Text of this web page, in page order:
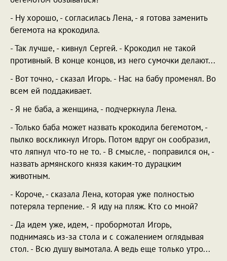
- Ну хорошо, - согласилась Лена, - я готова заменить
бегемота на крокодила.
- Так лучше, - кивнул Сергей. - Крокодил не такой
противный. В конце концов, из него сумочки делают...
- Вот точно, - сказал Игорь. - Нас на бабу променял. Во
всем ей поддакивает.
- Я не баба, а женщина, - подчеркнула Лена.
- Только баба может назвать крокодила бегемотом, -
пылко воскликнул Игорь. Потом вдруг он сообразил,
что ляпнул что-то не то. - В смысле, - поправился он, -
назвать армянского князя каким-то дурацким
животным.
- Короче, - сказала Лена, которая уже полностью
потеряла терпение. - Я иду на пляж. Кто со мной?
- Да идем уже, идем, - пробормотал Игорь,
поднимаясь из-за стола и с сожалением оглядывая
стол. - Всю душу вымотала. А ведь еще только утро...